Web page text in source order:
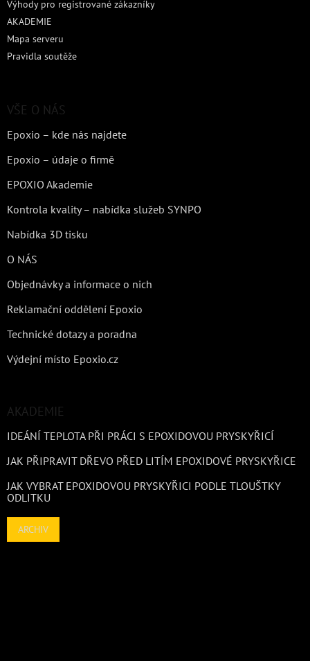
Výhody pro registrované zákazníky
AKADEMIE
Mapa serveru
Pravidla soutěže
VŠE O NÁS
Epoxio – kde nás najdete
Epoxio – údaje o firmě
EPOXIO Akademie
Kontrola kvality – nabídka služeb SYNPO
Nabídka 3D tisku
O NÁS
Objednávky a informace o nich
Reklamační oddělení Epoxio
Technické dotazy a poradna
Výdejní místo Epoxio.cz
AKADEMIE
IDEÁNÍ TEPLOTA PŘI PRÁCI S EPOXIDOVOU PRYSKYŘICÍ
JAK PŘIPRAVIT DŘEVO PŘED LITÍM EPOXIDOVÉ PRYSKYŘICE
JAK VYBRAT EPOXIDOVOU PRYSKYŘICI PODLE TLOUŠTKY
ODLITKU
ARCHIV